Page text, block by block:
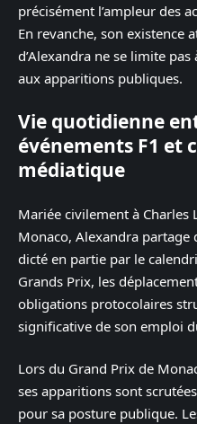
précisément l’ampleur des
En revanche, son existence
d’Alexandra ne se limite
aux apparitions publiques.
Vie quotidienne
événements F1 et
médiatique
Mariée civilement à Charles
Monaco, Alexandra
dicté en partie par le
Grands Prix, les
obligations protocolaires
significative de son emploi
Lors du Grand Prix de
ses apparitions sont
pour sa posture publique.